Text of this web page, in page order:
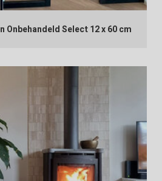
Onbehandeld Select 12 x 60 cm